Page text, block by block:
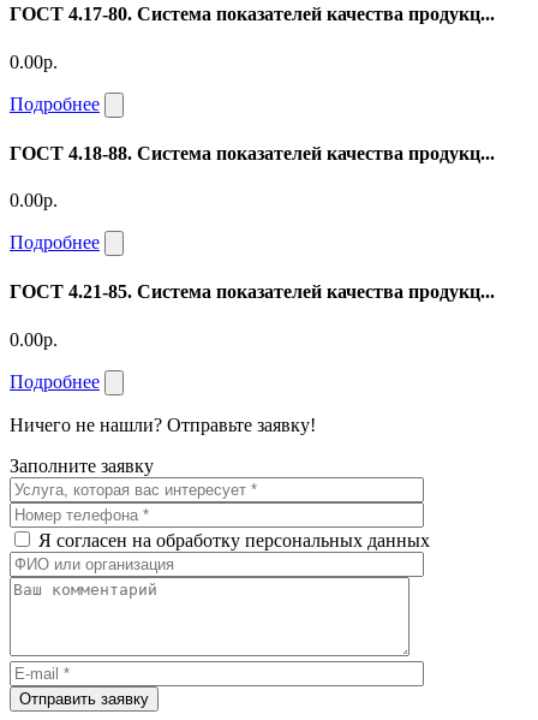
ГОСТ 4.17-80. Система показателей качества продукц...
0.00р.
Подробнее
ГОСТ 4.18-88. Система показателей качества продукц...
0.00р.
Подробнее
ГОСТ 4.21-85. Система показателей качества продукц...
0.00р.
Подробнее
Ничего не нашли? Отправьте заявку!
Заполните заявку
Я согласен на обработку персональных данных
Отправить заявку